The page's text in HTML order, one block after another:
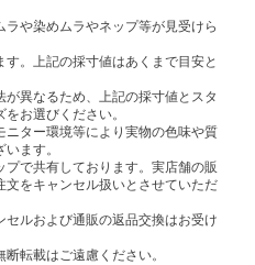
ラや染めムラやネップ等が見受けら
す。上記の採寸値はあくまで目安と
が異なるため、上記の採寸値とスタ
お選びください。
ニター環境等により実物の色味や質
ます。
プで共有しております。実店舗の販
をキャンセル扱いとさせていただ
セルおよび通販の返品交換はお受け
転載はご遠慮ください。